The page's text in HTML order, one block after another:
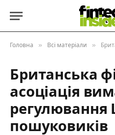
Головна » Всі матеріали »
Британська
асоціація
регулювання
пошуковиків